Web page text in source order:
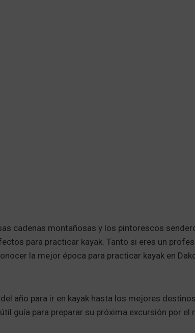
cadenas montañosas y los pintorescos
para practicar kayak. Tanto si eres un
la mejor época para practicar kayak en
año para ir en kayak hasta los mejores
guía para preparar su próxima excursión por el